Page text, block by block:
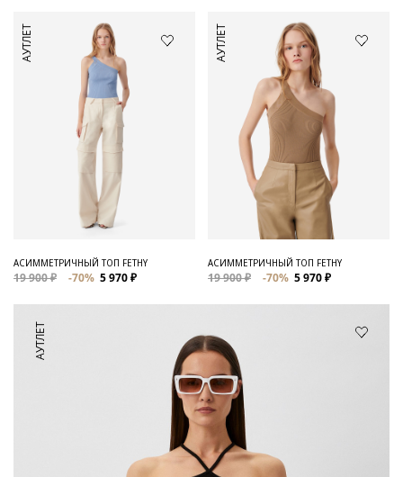
АУТЛЕТ
АСИММЕТРИЧНЫЙ ТОП FETHY
19 900 ₽ -70% 5 970 ₽
АУТЛЕТ
АСИММЕТРИЧНЫЙ ТОП FETHY
19 900 ₽ -70% 5 970 ₽
АУТЛЕТ